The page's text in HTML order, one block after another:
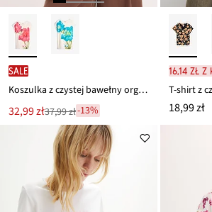
SALE
Koszulka z czystej bawełny organicznej
Nowa
cena
32,99 zł
Przeceniono
37,99 zł-13%
16,14 zł z
T-shirt z
18,99 zł